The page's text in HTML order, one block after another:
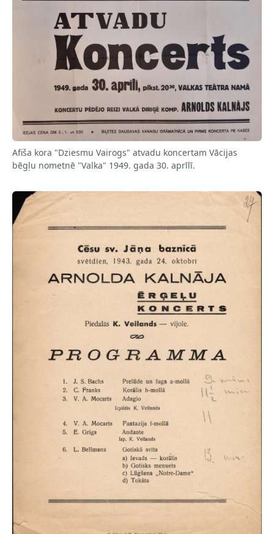
Afiša kora "Dziesmu Vairogs" atvadu koncertam Vācijas
bēgļu nometnē "Valka" 1949. gada 30. aprīlī.